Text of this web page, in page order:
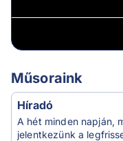
Műsoraink
Híradó
A hét minden napján,
jelentkezünk a